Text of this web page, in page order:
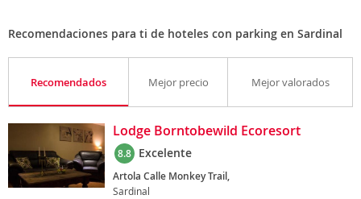
Recomendaciones para ti de hoteles con parking en Sardinal
Recomendados Mejor precio Mejor valorados
Lodge Borntobewild Ecoresort
8.8 Excelente
Artola Calle Monkey Trail,
Sardinal